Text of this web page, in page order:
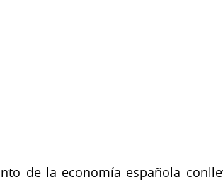
de la economía española